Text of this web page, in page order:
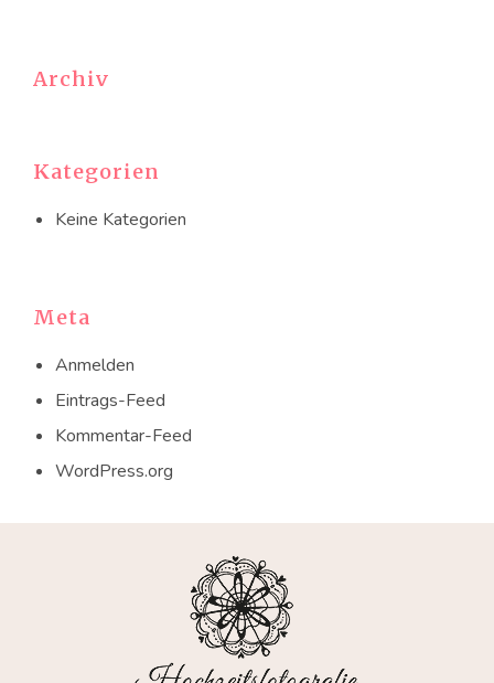
Archiv
Kategorien
Keine Kategorien
Meta
Anmelden
Eintrags-Feed
Kommentar-Feed
WordPress.org